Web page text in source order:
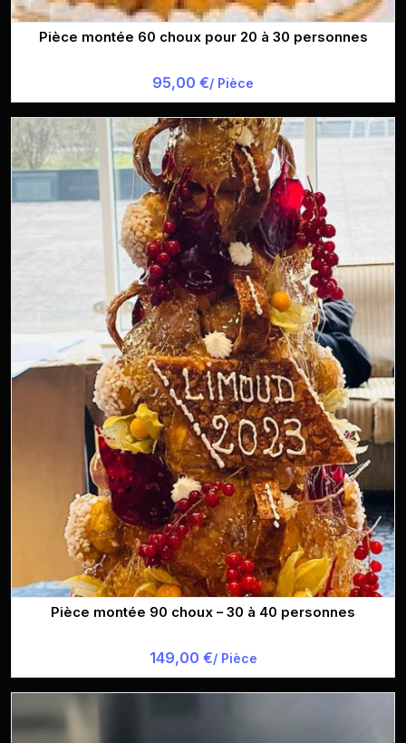
Pièce montée 60 choux pour 20 à 30 personnes
95,00 €/ Pièce
Pièce montée 90 choux – 30 à 40 personnes
149,00 €/ Pièce